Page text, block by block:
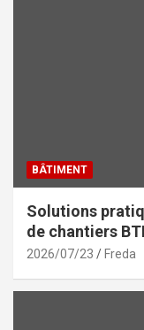
BÂTIMENT
Solutions
de chantiers
2026/07/23 Freda